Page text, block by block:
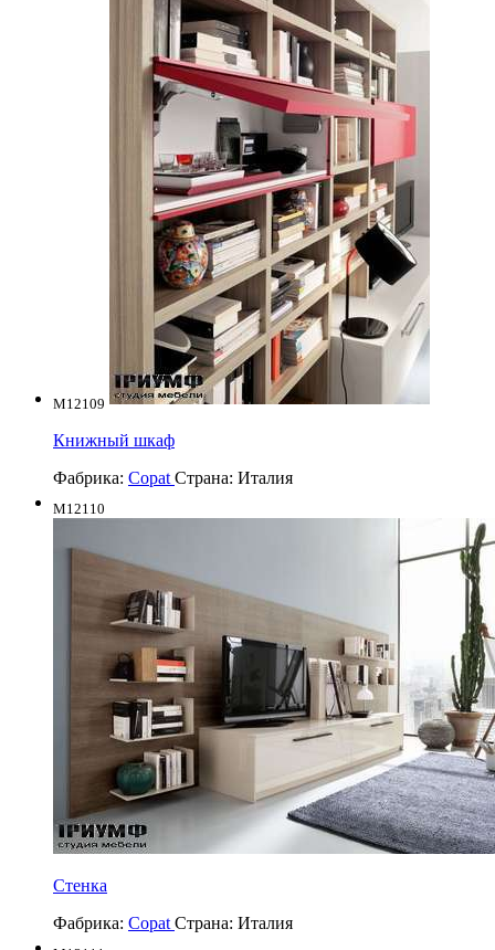
M12109
Книжный шкаф
Фабрика: Copat Страна: Италия
M12110
Стенка
Фабрика: Copat Страна: Италия